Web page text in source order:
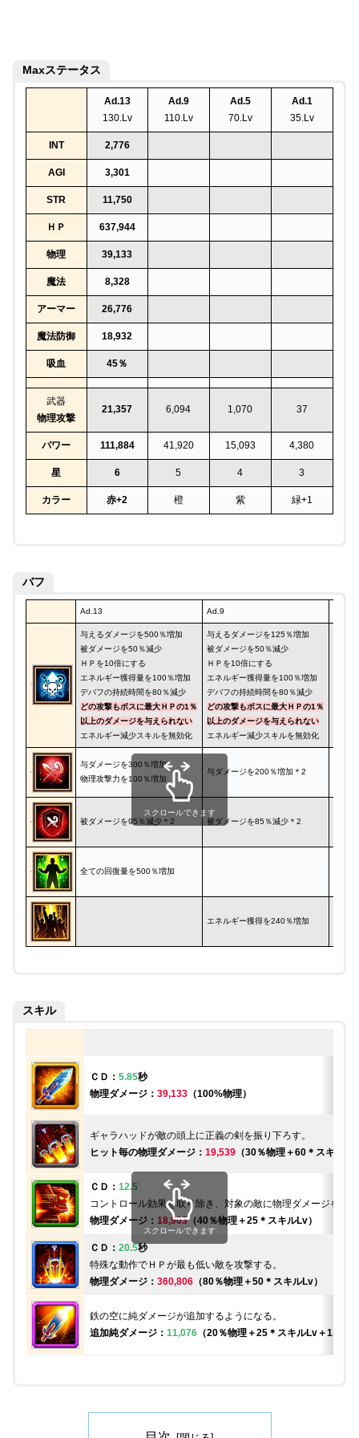
Maxステータス
Ad.13
130.Lv
Ad.9
110.Lv
Ad.5
70.Lv
Ad.1
35.Lv
INT 2,776
AGI 3,301
STR 11,750
ＨＰ 637,944
物理 39,133
魔法 8,328
アーマー 26,776
魔法防御 18,932
吸血 45％
武器
物理攻撃
21,357 6,094 1,070 37
パワー 111,884 41,920 15,093 4,380
星 6 5 4 3
カラー 赤+2 橙 紫 緑+1
バフ
Ad.13 Ad.9
与えるダメージを500％増加
被ダメージを50％減少
ＨＰを10倍にする
エネルギー獲得量を100％増加
デバフの持続時間を80％減少
どの攻撃もボスに最大ＨＰの1％
以上のダメージを与えられない
エネルギー減少スキルを無効化
与えるダメージを125％増加
被ダメージを50％減少
ＨＰを10倍にする
エネルギー獲得量を100％増加
デバフの持続時間を80％減少
どの攻撃もボスに最大ＨＰの1％
以上のダメージを与えられない
エネルギー減少スキルを無効化
与ダメージを300％増加
物理攻撃力を100％増加
与ダメージを200％増加＊2
被ダメージを95％減少＊2 被ダメージを85％減少＊2
全ての回復量を500％増加
エネルギー獲得を240％増加
スクロールできます
スキル
ＣＤ： 5.85秒
物理ダメージ： 39,133（100%物理）
ギャラハッドが敵の頭上に正義の剣を振り下ろす。
ヒット毎の物理ダメージ： 19,539（30％物理＋60＊スキルLv
ＣＤ： 12.5
コントロール効果を取り除き、対象の敵に物理ダメージを与
物理ダメージ： 18,903（40％物理＋25＊スキルLv）
ＣＤ： 20.5秒
特殊な動作でＨＰが最も低い敵を攻撃する。
物理ダメージ： 360,806（80％物理＋50＊スキルLv）
鉄の空に純ダメージが追加するようになる。
追加純ダメージ： 11,076（20％物理＋25＊スキルLv＋1,000
スクロールできます